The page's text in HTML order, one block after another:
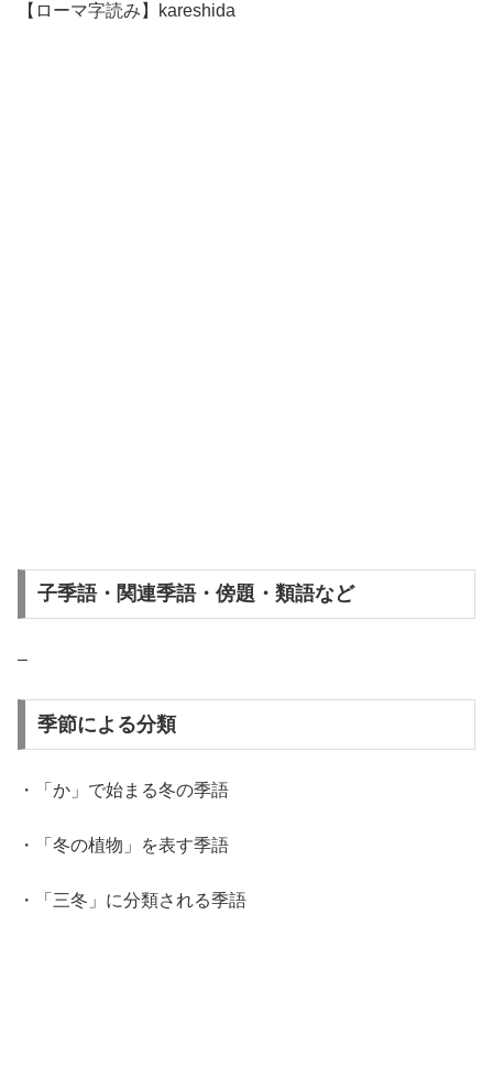
【ローマ字読み】kareshida
子季語・関連季語・傍題・類語など
–
季節による分類
・「か」で始まる冬の季語
・「冬の植物」を表す季語
・「三冬」に分類される季語